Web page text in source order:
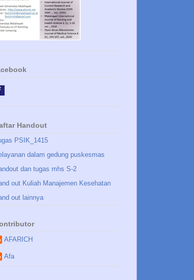
Handout
PSIK_1415
dalam gedung puskesmas
dan tugas mhs S-2
out Kuliah Manajemen Kesehatan
out lainnya
AFARICH
Afa